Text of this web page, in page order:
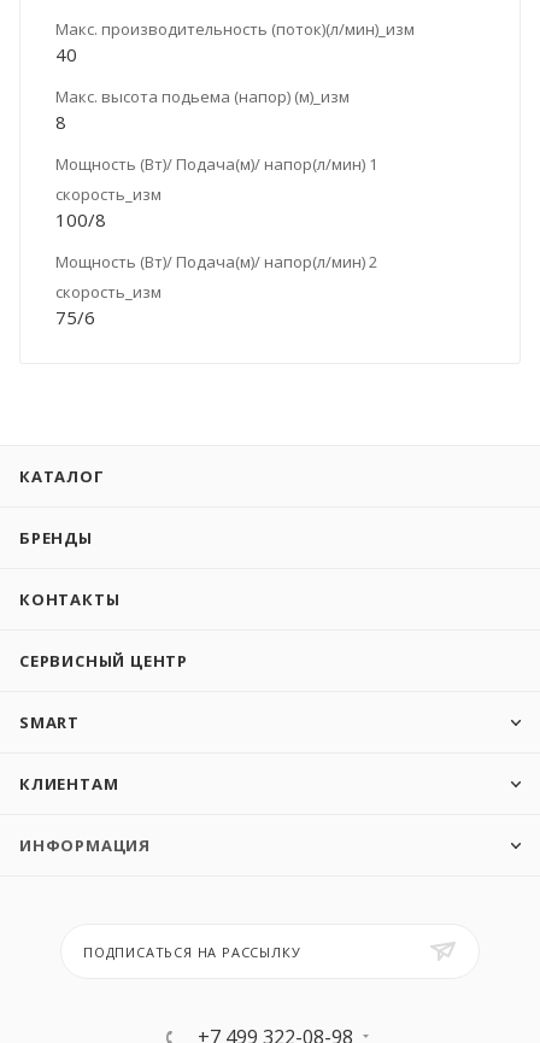
Макс. производительность (поток)(л/мин)_изм
40
Макс. высота подьема (напор) (м)_изм
8
Мощность (Вт)/ Подача(м)/ напор(л/мин) 1
скорость_изм
100/8
Мощность (Вт)/ Подача(м)/ напор(л/мин) 2
скорость_изм
75/6
КАТАЛОГ
БРЕНДЫ
КОНТАКТЫ
СЕРВИСНЫЙ ЦЕНТР
SMART
КЛИЕНТАМ
ИНФОРМАЦИЯ
ПОДПИСАТЬСЯ НА РАССЫЛКУ
+7 499 322-08-98